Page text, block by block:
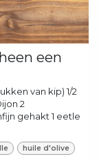
een
van kip) 1/2
2
gehakt 1 eetle
huile d'olive